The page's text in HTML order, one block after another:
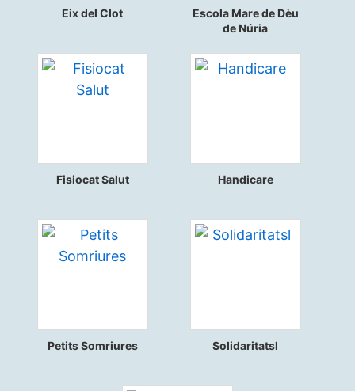
Eix del Clot
Escola Mare de Dèu
de Núria
Fisiocat Salut Handicare
Petits Somriures Solidaritatsl